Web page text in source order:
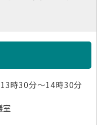
時30分～14時30分
室